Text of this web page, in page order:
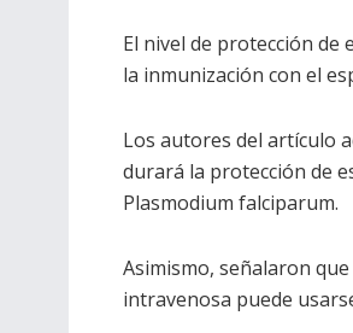
El nivel de protección
la inmunización con el
Los autores del artículo
durará la protección de
Plasmodium falciparum.
Asimismo, señalaron
intravenosa puede